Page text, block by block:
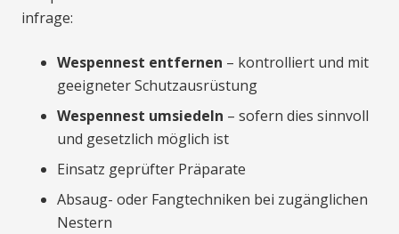
infrage:
Wespennest entfernen – kontrolliert und mit
geeigneter Schutzausrüstung
Wespennest umsiedeln – sofern dies sinnvoll
und gesetzlich möglich ist
Einsatz geprüfter Präparate
Absaug- oder Fangtechniken bei zugänglichen
Nestern